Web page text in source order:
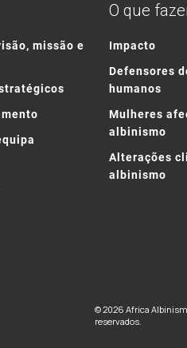
missão e
O que
Impacto
Defensores
humanos
Mulheres
albinismo
Alterações
albinismo
© 2026 Africa
reservados.